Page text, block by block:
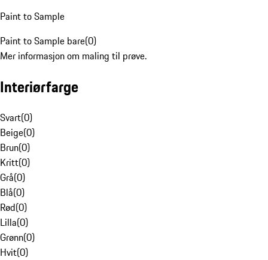
Paint to Sample
Paint to Sample bare(0)
Mer informasjon om maling til prøve.
Interiørfarge
Svart(0)
Beige(0)
Brun(0)
Kritt(0)
Grå(0)
Blå(0)
Rød(0)
Lilla(0)
Grønn(0)
Hvit(0)